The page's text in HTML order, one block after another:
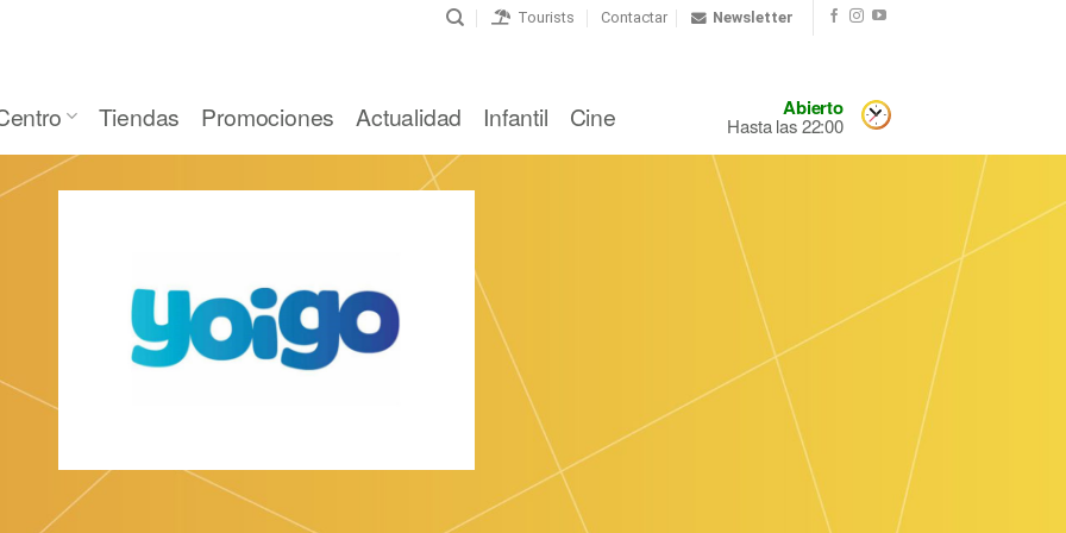
Tourists Contactar Newsletter
Tiendas Promociones Actualidad Infantil Cine Abierto
Hasta las 22:00